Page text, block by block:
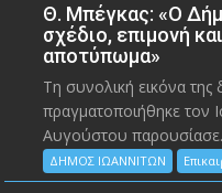
Θ. Μπέγκας: «Ο
σχέδιο, επιμονή
αποτύπωμα»
Τη συνολική εικόνα της
πραγματοποιήθηκε τον
Αυγούστου
ΔΗΜΟΣ ΙΩΑΝΝΙΤΩΝ